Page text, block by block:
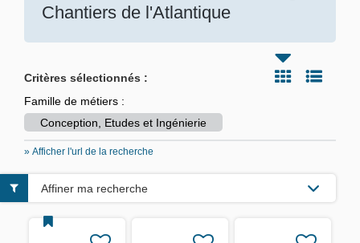
Chantiers de l'Atlantique
Critères sélectionnés :
Famille de métiers :
Conception, Etudes et Ingénierie
» Afficher l'url de la recherche
Affiner ma recherche